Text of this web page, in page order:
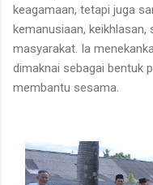
keagamaan, tetapi juga
kemanusiaan,
masyarakat. Ia
dimaknai sebagai bentuk
membantu sesama.